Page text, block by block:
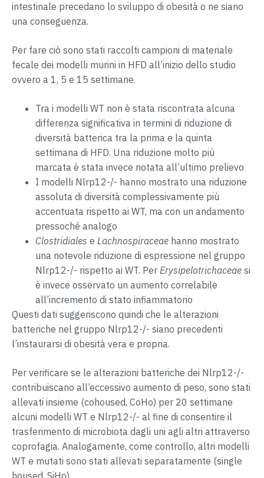
intestinale precedano lo sviluppo di obesità o ne siano
una conseguenza.
Per fare ciò sono stati raccolti campioni di materiale
fecale dei modelli murini in HFD all’inizio dello studio
ovvero a 1, 5 e 15 settimane.
Tra i modelli WT non è stata riscontrata alcuna
differenza significativa in termini di riduzione di
diversità batterica tra la prima e la quinta
settimana di HFD. Una riduzione molto più
marcata è stata invece notata all’ultimo prelievo
I modelli Nlrp12-/- hanno mostrato una riduzione
assoluta di diversità complessivamente più
accentuata rispetto ai WT, ma con un andamento
pressoché analogo
Clostridiales e Lachnospiraceae hanno mostrato
una notevole riduzione di espressione nel gruppo
Nlrp12-/- rispetto ai WT. Per Erysipelotrichaceae si
è invece osservato un aumento correlabile
all’incremento di stato infiammatorio
Questi dati suggeriscono quindi che le alterazioni
batteriche nel gruppo Nlrp12-/- siano precedenti
l’instaurarsi di obesità vera e propria.
Per verificare se le alterazioni batteriche dei Nlrp12-/-
contribuiscano all’eccessivo aumento di peso, sono stati
allevati insieme (cohoused, CoHo) per 20 settimane
alcuni modelli WT e Nlrp12-/- al fine di consentire il
trasferimento di microbiota dagli uni agli altri attraverso
coprofagia. Analogamente, come controllo, altri modelli
WT e mutati sono stati allevati separatamente (single